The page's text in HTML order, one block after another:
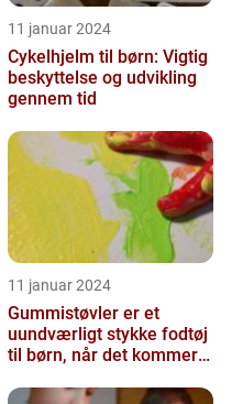
11 januar 2024
Cykelhjelm til børn: Vigtig
beskyttelse og udvikling
gennem tid
11 januar 2024
Gummistøvler er et
uundværligt stykke fodtøj
til børn, når det kommer
opl...